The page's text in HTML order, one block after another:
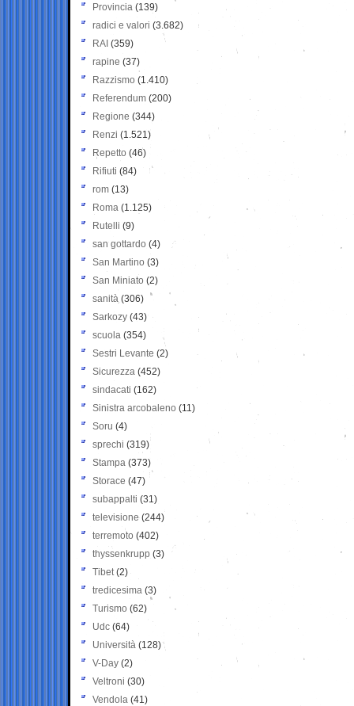
Provincia (139)
radici e valori (3.682)
RAI (359)
rapine (37)
Razzismo (1.410)
Referendum (200)
Regione (344)
Renzi (1.521)
Repetto (46)
Rifiuti (84)
rom (13)
Roma (1.125)
Rutelli (9)
san gottardo (4)
San Martino (3)
San Miniato (2)
sanità (306)
Sarkozy (43)
scuola (354)
Sestri Levante (2)
Sicurezza (452)
sindacati (162)
Sinistra arcobaleno (11)
Soru (4)
sprechi (319)
Stampa (373)
Storace (47)
subappalti (31)
televisione(244)
terremoto (402)
thyssenkrupp (3)
Tibet(2)
tredicesima (3)
Turismo (62)
Udc (64)
Università (128)
V-Day (2)
Veltroni (30)
Vendola (41)